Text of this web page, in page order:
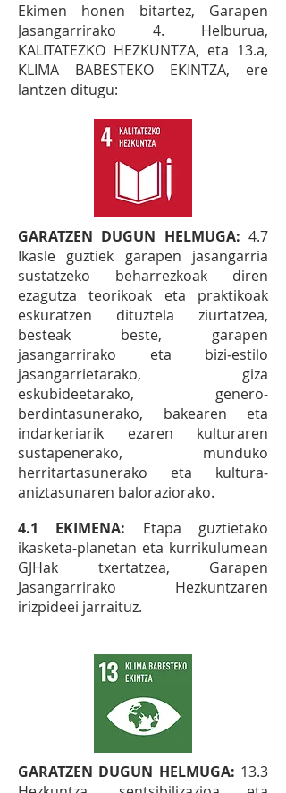
Ekimen honen bitartez, Garapen
Jasangarrirako 4. Helburua,
KALITATEZKO HEZKUNTZA, eta 13.a,
KLIMA BABESTEKO EKINTZA, ere
lantzen ditugu:
GARATZEN DUGUN HELMUGA: 4.7
Ikasle guztiek garapen jasangarria
sustatzeko beharrezkoak diren
ezagutza teorikoak eta praktikoak
eskuratzen dituztela ziurtatzea,
besteak beste, garapen
jasangarrirako eta bizi‐estilo
jasangarrietarako, giza
eskubideetarako, genero‐
berdintasunerako, bakearen eta
indarkeriarik ezaren kulturaren
sustapenerako, munduko
herritartasunerako eta kultura‐
aniztasunaren baloraziorako.
4.1 EKIMENA: Etapa guztietako
ikasketa-planetan eta kurrikulumean
GJHak txertatzea, Garapen
Jasangarrirako Hezkuntzaren
irizpideei jarraituz.
GARATZEN DUGUN HELMUGA: 13.3